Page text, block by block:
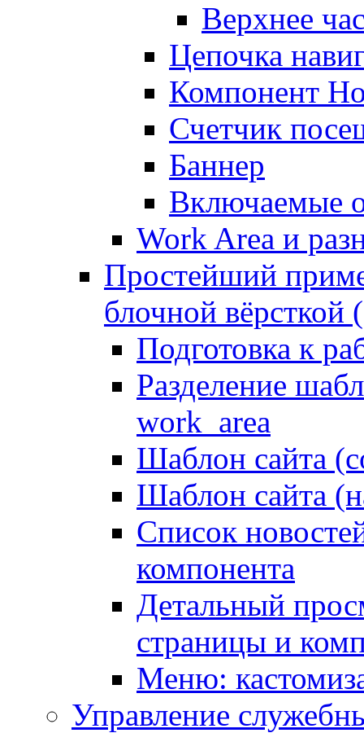
Верхнее
Цепочка
Компонент
Счетчик
Баннер
Включаемые
Work Area и
Простейший
блочной вёрсткой
Подготовка к
Разделение
work_area
Шаблон сайта
Шаблон сайта
Список
компонента
Детальный
страницы и
Меню:
Управление